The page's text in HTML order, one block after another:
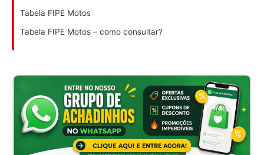
Tabela FIPE Motos
Tabela FIPE Motos – como consultar?